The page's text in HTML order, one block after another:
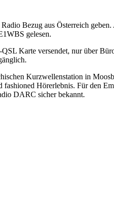
Bezug aus Österreich
gelesen.
Karte versendet, nur über
Kurzwellenstation in
Hörerlebnis. Für den
DARC sicher bekannt.